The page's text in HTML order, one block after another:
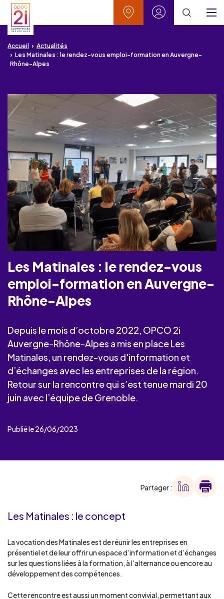
Aller au contenu
Aller à la recherche
Aller au menu
Aller au pied de page
Accueil
Actualités
Les Matinales : le rendez-vous emploi-formation en Auvergne-
Rhône-Alpes
Les Matinales : le rendez-vous
emploi-formation en Auvergne-
Rhône-Alpes
Depuis le mois d’octobre 2022, OPCO 2i
Auvergne-Rhône-Alpes a mis en place Les
Matinales, un rendez-vous d'information et
d’échanges avec les entreprises de la région.
Retour sur la rencontre qui s’est tenue mardi 20
juin avec l’équipe de Grenoble.
Publié le 26/06/2023
Partager :
Les Matinales : le concept
La vocation des Matinales est de réunir les entreprises en
présentiel et de leur offrir un espace d’information et d’échanges
sur les questions liées à la formation, à l’alternance ou encore au
développement des compétences.
Cette rencontre est aussi un moment convivial, permettant aux